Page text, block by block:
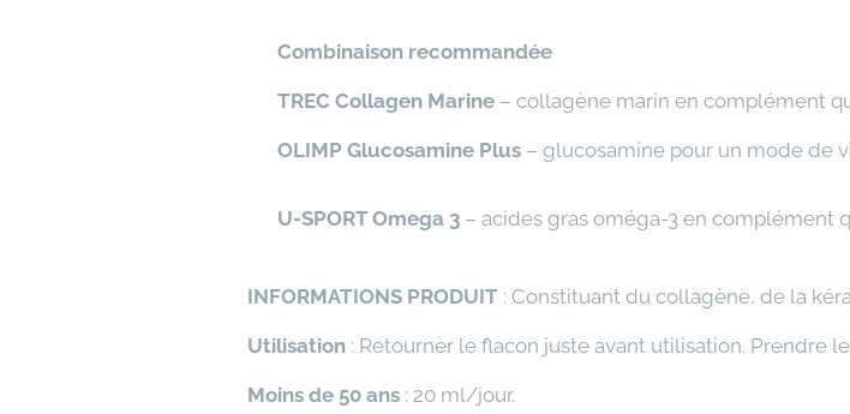
Combinaison recommandée
TREC Collagen Marine– collagène marin en complément
OLIMP Glucosamine Plus– glucosamine pour un mode de
U-SPORT Omega 3– acides gras oméga-3 en complément
INFORMATIONS PRODUIT: Constituant du collagène, de la
Utilisation : Retourner le flacon juste avant utilisation. Prendre
Moins de 50 ans: 20 ml/jour.